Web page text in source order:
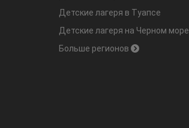
Детские лагеря в Туапсе
Детские лагеря на Черном море
Больше регионов